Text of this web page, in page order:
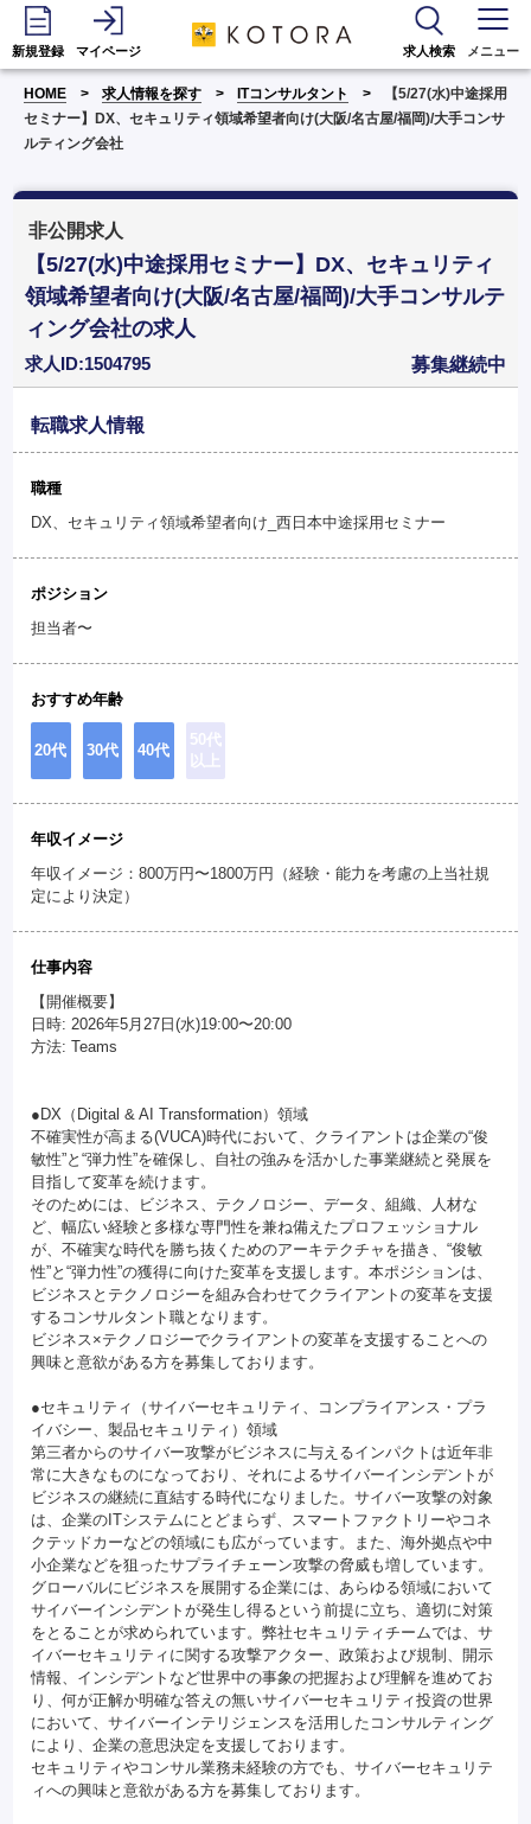
新規登録 マイページ 求人検索 メニュー
HOME 求人情報を探す ITコンサルタント
【5/27(水)中途採用
セミナー】DX、セキュリティ領域希望者向け(大阪/名古屋/福岡)/大手コンサ
ルティング会社
非公開求人
【5/27(水)中途採用セミナー】DX、セキュリティ
領域希望者向け(大阪/名古屋/福岡)/大手コンサルテ
ィング会社の求人
求人ID:1504795 募集継続中
転職求人情報
職種
DX、セキュリティ領域希望者向け_西日本中途採用セミナー
ポジション
担当者〜
おすすめ年齢
20代 30代 40代
50代
以上
年収イメージ
年収イメージ：800万円〜1800万円（経験・能力を考慮の上当社規
定により決定）
仕事内容
【開催概要】
日時: 2026年5月27日(水)19:00〜20:00
方法: Teams
●DX（Digital & AI Transformation）領域
不確実性が高まる(VUCA)時代において、クライアントは企業の“俊
敏性”と“弾力性”を確保し、自社の強みを活かした事業継続と発展を
目指して変革を続けます。
そのためには、ビジネス、テクノロジー、データ、組織、人材な
ど、幅広い経験と多様な専門性を兼ね備えたプロフェッショナル
が、不確実な時代を勝ち抜くためのアーキテクチャを描き、“俊敏
性”と“弾力性”の獲得に向けた変革を支援します。本ポジションは、
ビジネスとテクノロジーを組み合わせてクライアントの変革を支援
するコンサルタント職となります。
ビジネス×テクノロジーでクライアントの変革を支援することへの
興味と意欲がある方を募集しております。
●セキュリティ（サイバーセキュリティ、コンプライアンス・プラ
イバシー、製品セキュリティ）領域
第三者からのサイバー攻撃がビジネスに与えるインパクトは近年非
常に大きなものになっており、それによるサイバーインシデントが
ビジネスの継続に直結する時代になりました。サイバー攻撃の対象
は、企業のITシステムにとどまらず、スマートファクトリーやコネ
クテッドカーなどの領域にも広がっています。また、海外拠点や中
小企業などを狙ったサプライチェーン攻撃の脅威も増しています。
グローバルにビジネスを展開する企業には、あらゆる領域において
サイバーインシデントが発生し得るという前提に立ち、適切に対策
をとることが求められています。弊社セキュリティチームでは、サ
イバーセキュリティに関する攻撃アクター、政策および規制、開示
情報、インシデントなど世界中の事象の把握および理解を進めてお
り、何が正解か明確な答えの無いサイバーセキュリティ投資の世界
において、サイバーインテリジェンスを活用したコンサルティング
により、企業の意思決定を支援しております。
セキュリティやコンサル業務未経験の方でも、サイバーセキュリテ
ィへの興味と意欲がある方を募集しております。